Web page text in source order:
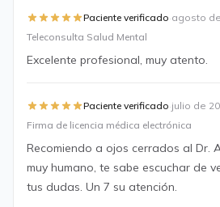
Paciente verificado·agosto
Teleconsulta Salud Mental
Excelente profesional, muy atento.
Paciente verificado·julio de
Firma de licencia médica electrónica
Recomiendo a ojos cerrados al Dr.
muy humano, te sabe escuchar de
tus dudas. Un 7 su atención.